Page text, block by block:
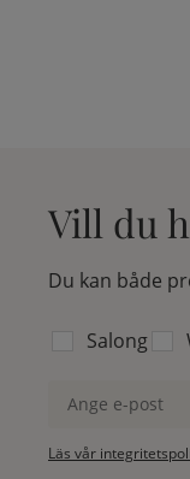
Vill du
Du kan både
Välj vilken
Salong
Ange e-post
Läs vår